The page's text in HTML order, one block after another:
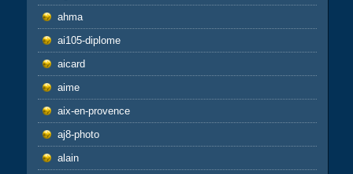
ahma
ai105-diplome
aicard
aime
aix-en-provence
aj8-photo
alain